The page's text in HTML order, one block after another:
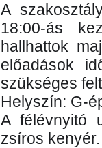
A
18:00-ás
hallhattok
előadások
szükséges
Helyszín: G-
A félévnyitó
zsíros kenyér.